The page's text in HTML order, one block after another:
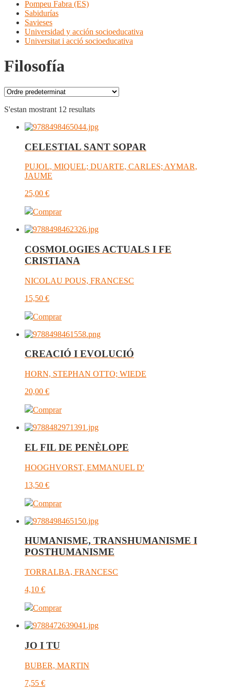
Pompeu Fabra (ES)
Sabidurías
Savieses
Universidad y acción socioeducativa
Universitat i acció socioeducativa
Filosofía
S'estan mostrant 12 resultats
CELESTIAL SANT SOPAR
PUJOL, MIQUEL; DUARTE, CARLES; AYMAR,
JAUME
25,00 €
Comprar
COSMOLOGIES ACTUALS I FE
CRISTIANA
NICOLAU POUS, FRANCESC
15,50 €
Comprar
CREACIÓ I EVOLUCIÓ
HORN, STEPHAN OTTO; WIEDE
20,00 €
Comprar
EL FIL DE PENÈLOPE
HOOGHVORST, EMMANUEL D'
13,50 €
Comprar
HUMANISME, TRANSHUMANISME I
POSTHUMANISME
TORRALBA, FRANCESC
4,10 €
Comprar
JO I TU
BUBER, MARTIN
7,55 €